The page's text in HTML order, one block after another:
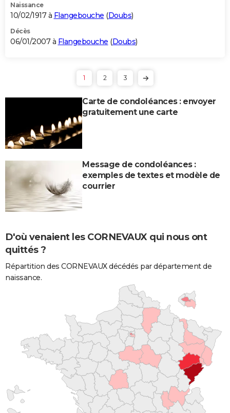
Naissance
10/02/1917 à Flangebouche (Doubs)
Décès
06/01/2007 à Flangebouche (Doubs)
1 2 3
Carte de condoléances : envoyer
gratuitement une carte
Message de condoléances :
exemples de textes et modèle de
courrier
D'où venaient les CORNEVAUX qui nous ont
quittés ?
Répartition des CORNEVAUX décédés par département de
naissance.